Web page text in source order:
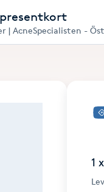
| AcneSpecialisten -
1